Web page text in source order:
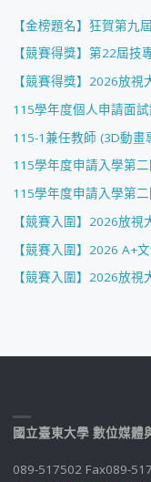
【金榜題名】狂賀第九
【競賽得獎】第22屆
【競賽得獎】2026放視
115學年度個人申請面
115-1兼任教師 (3D動畫
115學年度申請入學第
115學年度申請入學第
【競賽入圍】2026放
【競賽入圍】2026 A+
【競賽入圍】2026放
國立臺東大學 數位媒體
089-517502 Fax089-